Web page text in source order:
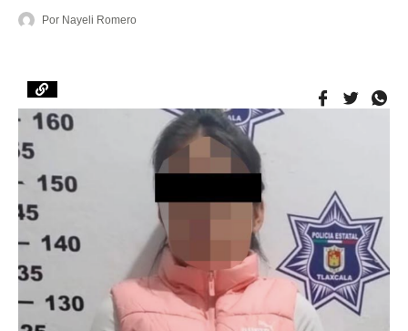
Por Nayeli Romero